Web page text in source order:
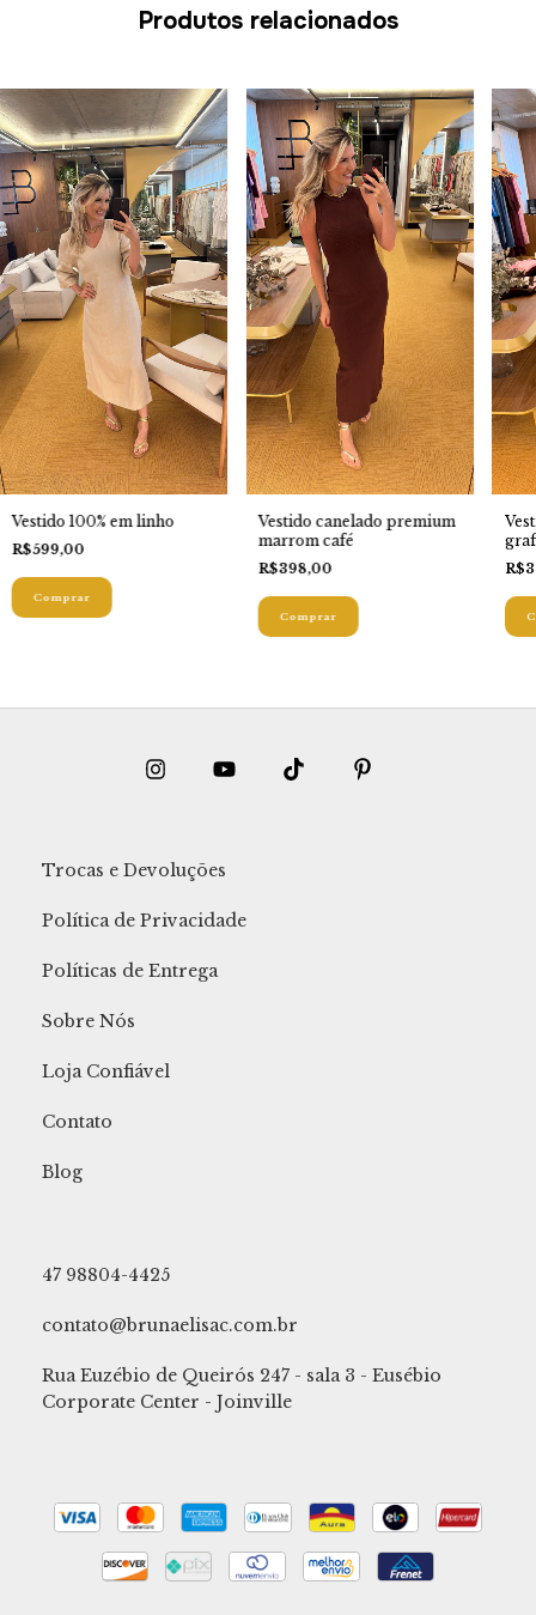
Produtos relacionados
Vestido 100% em linho
R$599,00
Comprar
Vestido canelado premium
marrom café
R$398,00
Comprar
Trocas e Devoluções
Política de Privacidade
Políticas de Entrega
Sobre Nós
Loja Confiável
Contato
Blog
47 98804-4425
contato@brunaelisac.com.br
Rua Euzébio de Queirós 247 - sala 3 - Eusébio
Corporate Center - Joinville